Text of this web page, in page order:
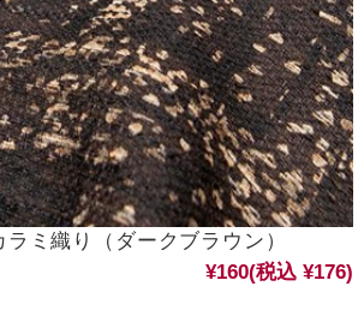
ミ織り（ダークブラウン）
¥160(税込 ¥176)